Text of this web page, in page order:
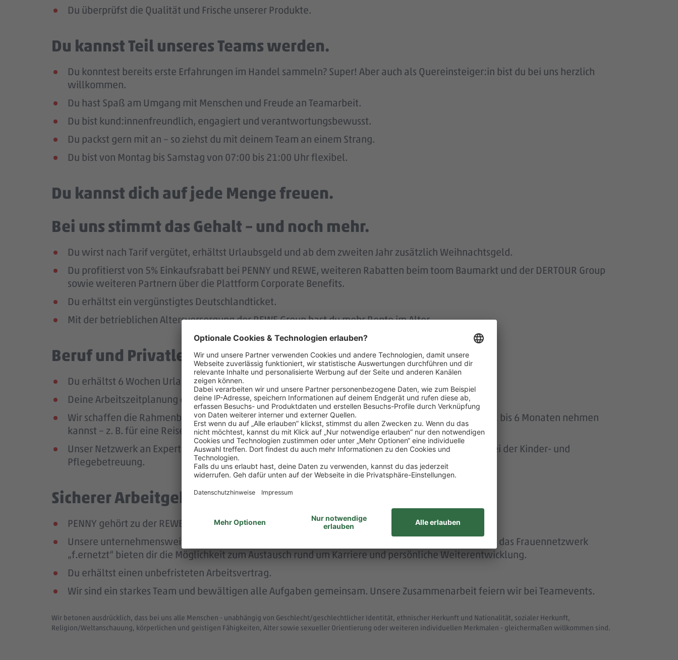
Du überprüfst die Qualität und Frische unserer Produkte.
Du kannst Teil unseres Teams werden.
Du konntest bereits erste Erfahrungen im Handel sammeln? Super! Aber auch als Quereinsteiger:in bist du bei uns herzlich
willkommen.
Du hast Spaß am Umgang mit Menschen und Freude an Teamarbeit.
Du bist kund:innenfreundlich, engagiert und verantwortungsbewusst.
Du packst gern mit an – so ziehst du mit deinem Team an einem Strang.
Du bist von Montag bis Samstag von 07:00 bis 21:00 Uhr flexibel.
Du kannst dich auf jede Menge freuen.
Bei uns stimmt das Gehalt – und noch mehr.
Du wirst nach Tarif vergütet, erhältst Urlaubsgeld und ab dem zweiten Jahr zusätzlich Weihnachtsgeld.
Du profitierst von 5% Einkaufsrabatt bei PENNY und REWE, weiteren Rabatten beim toom Baumarkt und der DERTOUR Group
sowie weiteren Partnern über die Plattform Corporate Benefits.
Du erhältst ein vergünstigtes Deutschlandticket.
Mit der betrieblichen Altersversorgung der REWE Group hast du mehr Rente im Alter.
Beruf und Privatleben vereinbaren – das unterstützen wir.
Du erhältst 6 Wochen Urlaub pro Jahr.
Deine Arbeitszeitplanung erfolgt in der Regel 2 Wochen im Voraus.
Wir schaffen die Rahmenbedingungen dafür, dass du dir nach 3 Jahren bei PENNY eine Auszeit von 1 bis 6 Monaten nehmen
kannst – z. B. für eine Reise oder einen Hausbau.
Unser Netzwerk an Expert:innen unterstützt dich durch die Vermittlung von Betreuungspersonen bei der Kinder- und
Pflegebetreuung.
Sicherer Arbeitgeber – nachhaltig und menschlich.
PENNY gehört zu der REWE Group, einem der größten Arbeitgeber Deutschlands.
Unsere unternehmensweiten Netzwerke wie das LGBTIQ-Netzwerk „DITO – different together“ und das Frauennetzwerk
„f.ernetzt“ bieten dir die Möglichkeit zum Austausch rund um Karriere und persönliche Weiterentwicklung.
Du erhältst einen unbefristeten Arbeitsvertrag.
Wir sind ein starkes Team und bewältigen alle Aufgaben gemeinsam. Unsere Zusammenarbeit feiern wir bei Teamevents.
Wir betonen ausdrücklich, dass bei uns alle Menschen - unabhängig von Geschlecht/geschlechtlicher Identität, ethnischer Herkunft und Nationalität, sozialer Herkunft,
Religion/Weltanschauung, körperlichen und geistigen Fähigkeiten, Alter sowie sexueller Orientierung oder weiteren individuellen Merkmalen - gleichermaßen willkommen sind.